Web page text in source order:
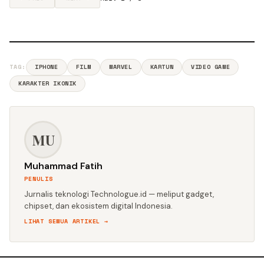
TAG: IPHONE FILM MARVEL KARTUN
VIDEO GAME
KARAKTER IKONIK
MU
Muhammad Fatih
PENULIS
Jurnalis teknologi Technologue.id — meliput gadget,
chipset, dan ekosistem digital Indonesia.
LIHAT SEMUA ARTIKEL →